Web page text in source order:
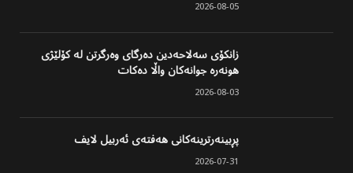
2026-08-05
زانکۆی سەلاحەدین دەرگای وەرگرتن لە کۆلێژی
هونەرە جوانەکان واڵا دەکات
2026-08-03
پڕبینەرترینەکانی هەفتەی ئەربیل لایف
2026-07-31